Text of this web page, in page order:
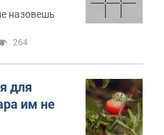
назовешь
264
для
им не